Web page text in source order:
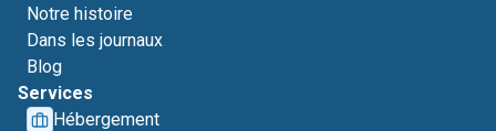
Notre histoire
Dans les journaux
Blog
Services
Hébergement